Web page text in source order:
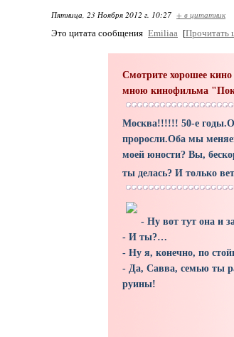
Пятница, 23 Ноября 2012 г. 10:27 + в цитатник
Это цитата сообщения Emiliaa [Прочитать
Смотрите хорошее
мною кинофильма
Москва!!!!!! 50-е
проросли.Оба мы
моей юности? Вы,
ты делась? И только
- Ну вот тут она и
- И ты?…
- Ну я, конечно, по
- Да, Савва, семью ты
руины!